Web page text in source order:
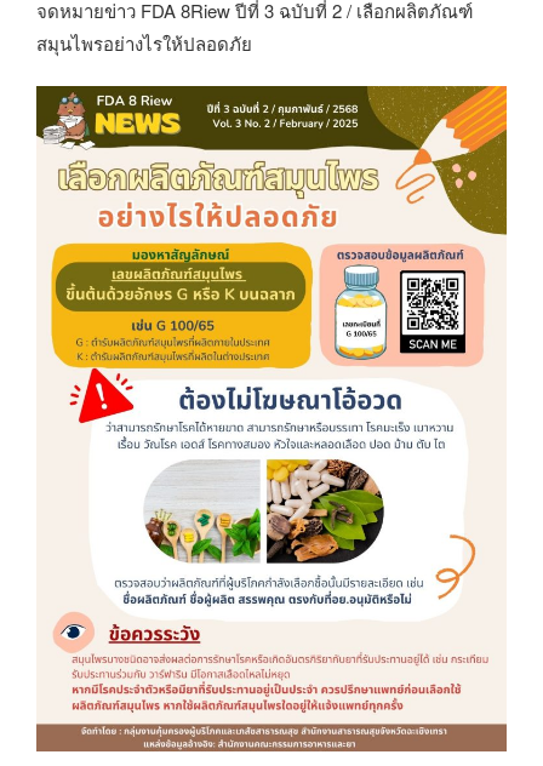
จดหมายข่าว FDA 8Riew ปีที่ 3 ฉบับที่ 2 / เลือกผลิตภัณฑ์
สมุนไพรอย่างไรให้ปลอดภัย